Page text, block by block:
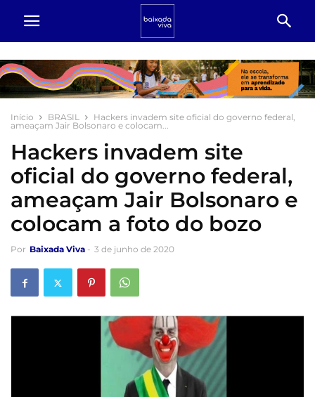
Início BRASIL
Hackers invadem site oficial do governo federal,
ameaçam Jair Bolsonaro e colocam...
Hackers invadem site
oficial do governo federal,
ameaçam Jair Bolsonaro e
colocam a foto do bozo
Por Baixada Viva - 3 de junho de 2020